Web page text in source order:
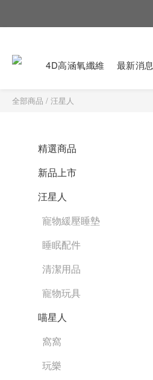
4D高涵氧纖維 最新消息
全部商品 / 汪星人
精選商品
新品上市
汪星人
寵物緩壓睡墊
睡眠配件
清潔用品
寵物玩具
喵星人
窩窩
玩樂